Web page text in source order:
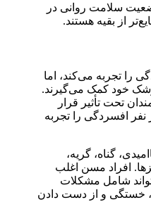
سلامت روانی در
از بقیه هستند.
را تجربه می‌کند، اما
خود کمک می‌گیرند.
تحت تأثیر قرار
افسردگی را تجربه
گناه، گریه،
افراد مسن اغلب
شامل مشکلات
خستگی و از دست دادن